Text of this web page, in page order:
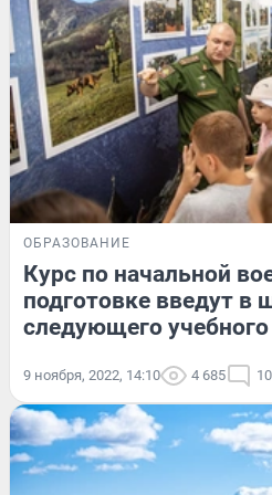
ОБРАЗОВАНИЕ
Курс по начальной
подготовке введут в
следующего учебного
9 ноября, 2022, 14:10 4 685